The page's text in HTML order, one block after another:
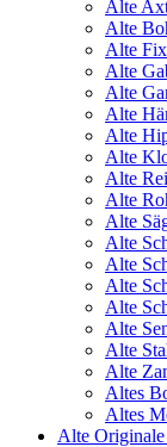
Alte
Alte
Alte
Alte
Alte
Alte
Alte
Alte
Alte
Alte
Alte
Alte
Alte
Alte
Alte
Alte
Alte
Alte
Altes
Altes
Alte